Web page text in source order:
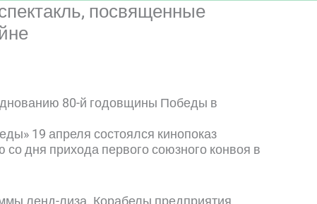
посвященные
80-й годовщины Победы в
19 апреля состоялся кинопоказ
дня прихода первого союзного конвоя в
ленд-лиза. Корабелы предприятия